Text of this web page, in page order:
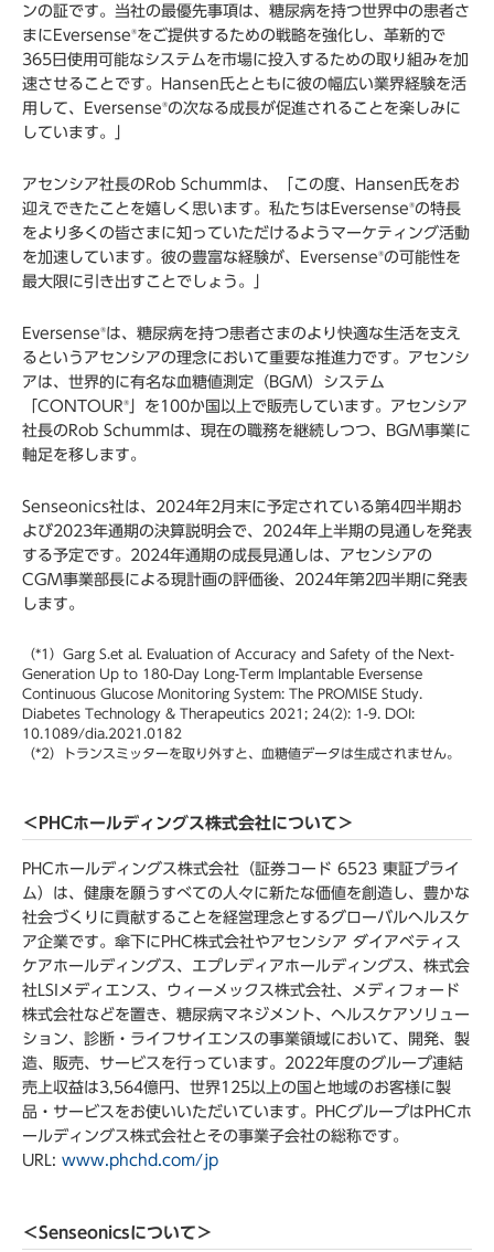
ンの証です。当社の最優先事項は、糖尿病を持つ世界中の患者さ
まにEversense®をご提供するための戦略を強化し、革新的で
365日使用可能なシステムを市場に投入するための取り組みを加
速させることです。Hansen氏とともに彼の幅広い業界経験を活
用して、Eversense®の次なる成長が促進されることを楽しみに
しています。」
アセンシア社長のRob Schummは、「この度、Hansen氏をお
迎えできたことを嬉しく思います。私たちはEversense®の特長
をより多くの皆さまに知っていただけるようマーケティング活動
を加速しています。彼の豊富な経験が、Eversense®の可能性を
最大限に引き出すことでしょう。」
Eversense®は、糖尿病を持つ患者さまのより快適な生活を支え
るというアセンシアの理念において重要な推進力です。アセンシ
アは、世界的に有名な血糖値測定（BGM）システム
「CONTOUR®
」を100か国以上で販売しています。アセンシア
社長のRob Schummは、現在の職務を継続しつつ、BGM事業に
軸足を移します。
Senseonics社は、2024年2月末に予定されている第4四半期お
よび2023年通期の決算説明会で、2024年上半期の見通しを発表
する予定です。2024年通期の成長見通しは、アセンシアの
CGM事業部長による現計画の評価後、2024年第2四半期に発表
します。
（*1）Garg S.et al. Evaluation of Accuracy and Safety of the Next-
Generation Up to 180-Day Long-Term Implantable Eversense
Continuous Glucose Monitoring System: The PROMISE Study.
Diabetes Technology & Therapeutics 2021; 24(2): 1-9. DOI:
10.1089/dia.2021.0182
（*2）トランスミッターを取り外すと、血糖値データは生成されません。
＜PHCホールディングス株式会社について＞
PHCホールディングス株式会社（証券コード 6523 東証プライ
ム）は、健康を願うすべての人々に新たな価値を創造し、豊かな
社会づくりに貢献することを経営理念とするグローバルヘルスケ
ア企業です。傘下にPHC株式会社やアセンシア ダイアベティス
ケアホールディングス、エプレディアホールディングス、株式会
社LSIメディエンス、ウィーメックス株式会社、メディフォード
株式会社などを置き、糖尿病マネジメント、ヘルスケアソリュー
ション、診断・ライフサイエンスの事業領域において、開発、製
造、販売、サービスを行っています。2022年度のグループ連結
売上収益は3,564億円、世界125以上の国と地域のお客様に製
品・サービスをお使いいただいています。PHCグループはPHCホ
ールディングス株式会社とその事業子会社の総称です。
URL: www.phchd.com/jp
＜Senseonicsについて＞